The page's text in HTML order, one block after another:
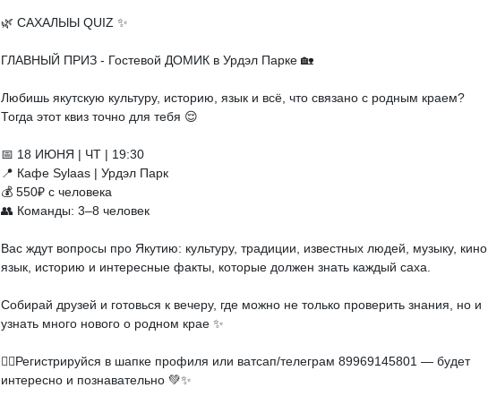
🌿 САХАЛЫЫ QUIZ ✨
ГЛАВНЫЙ ПРИЗ - Гостевой ДОМИК в Урдэл Парке 🏡
Любишь якутскую культуру, историю, язык и всё, что связано с родным краем?
Тогда этот квиз точно для тебя 😌
📅 18 ИЮНЯ | ЧТ | 19:30
📍 Кафе Sylaas | Урдэл Парк
💰 550₽ с человека
👥 Команды: 3–8 человек
Вас ждут вопросы про Якутию: культуру, традиции, известных людей, музыку, кино,
язык, историю и интересные факты, которые должен знать каждый саха.
Собирай друзей и готовься к вечеру, где можно не только проверить знания, но и
узнать много нового о родном крае ✨
☝🏼Регистрируйся в шапке профиля или ватсап/телеграм 89969145801 — будет
интересно и познавательно 💚✨